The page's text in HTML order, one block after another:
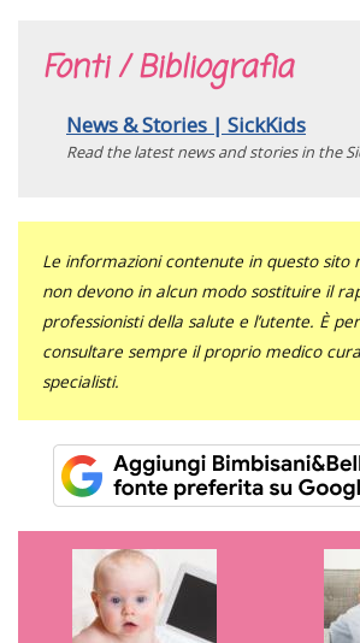
Fonti / Bibliografia
News & Stories | SickKids
Read the latest news and stories in the
Le informazioni contenute in questo sito
non devono in alcun modo sostituire il
professionisti della salute e l’utente. È
consultare sempre il proprio medico
specialisti.